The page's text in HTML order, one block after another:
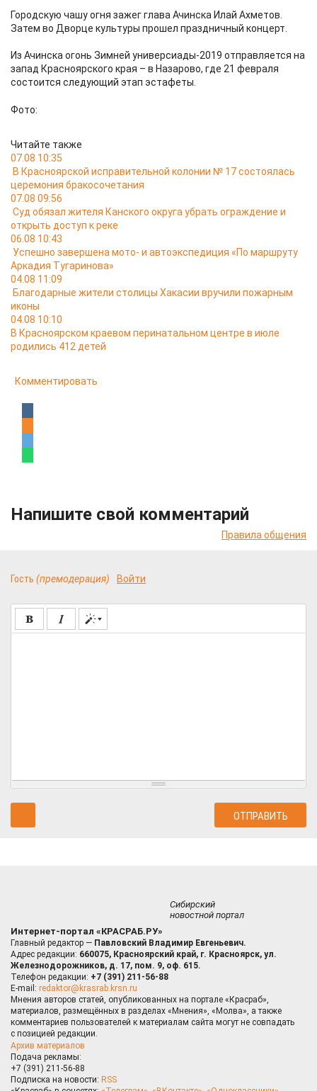
Городскую чашу огня зажег глава Ачинска Илай Ахметов.
Затем во Дворце культуры прошел праздничный концерт.
Из Ачинска огонь Зимней универсиады-2019 отправляется на
запад Красноярского края – в Назарово, где 21 февраля
состоится следующий этап эстафеты.
Фото:
Читайте также
07.08 10:35
В Красноярской исправительной колонии № 17 состоялась
церемония бракосочетания
07.08 09:56
Суд обязал жителя Канского округа убрать ограждение и
открыть доступ к реке
06.08 10:43
Успешно завершена мото- и автоэкспедиция «По маршруту
Аркадия Тугаринова»
04.08 11:09
Благодарные жители столицы Хакасии вручили пожарным
иконы
04.08 10:10
В Красноярском краевом перинатальном центре в июле
родились 412 детей
Комментировать
Напишите свой комментарий
Правила общения
Гость (премодерация) Войти
Сибирский
новостной портал
Интернет-портал «КРАСРАБ.РУ»
Главный редактор — Павловский Владимир Евгеньевич.
Адрес редакции: 660075, Красноярский край, г. Красноярск, ул.
Железнодорожников, д. 17, пом. 9, оф. 615.
Телефон редакции: +7 (391) 211-56-88
E-mail: redaktor@krasrab.krsn.ru
Мнения авторов статей, опубликованных на портале «Красраб»,
материалов, размещённых в разделах «Мнения», «Молва», а также
комментариев пользователей к материалам сайта могут не совпадать
с позицией редакции.
Архив материалов
Подача рекламы:
+7 (391) 211-56-88
Подписка на новости: RSS